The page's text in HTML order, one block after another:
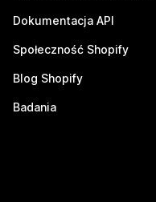
Dokumentacja API
Społeczność Shopify
Blog Shopify
Badania